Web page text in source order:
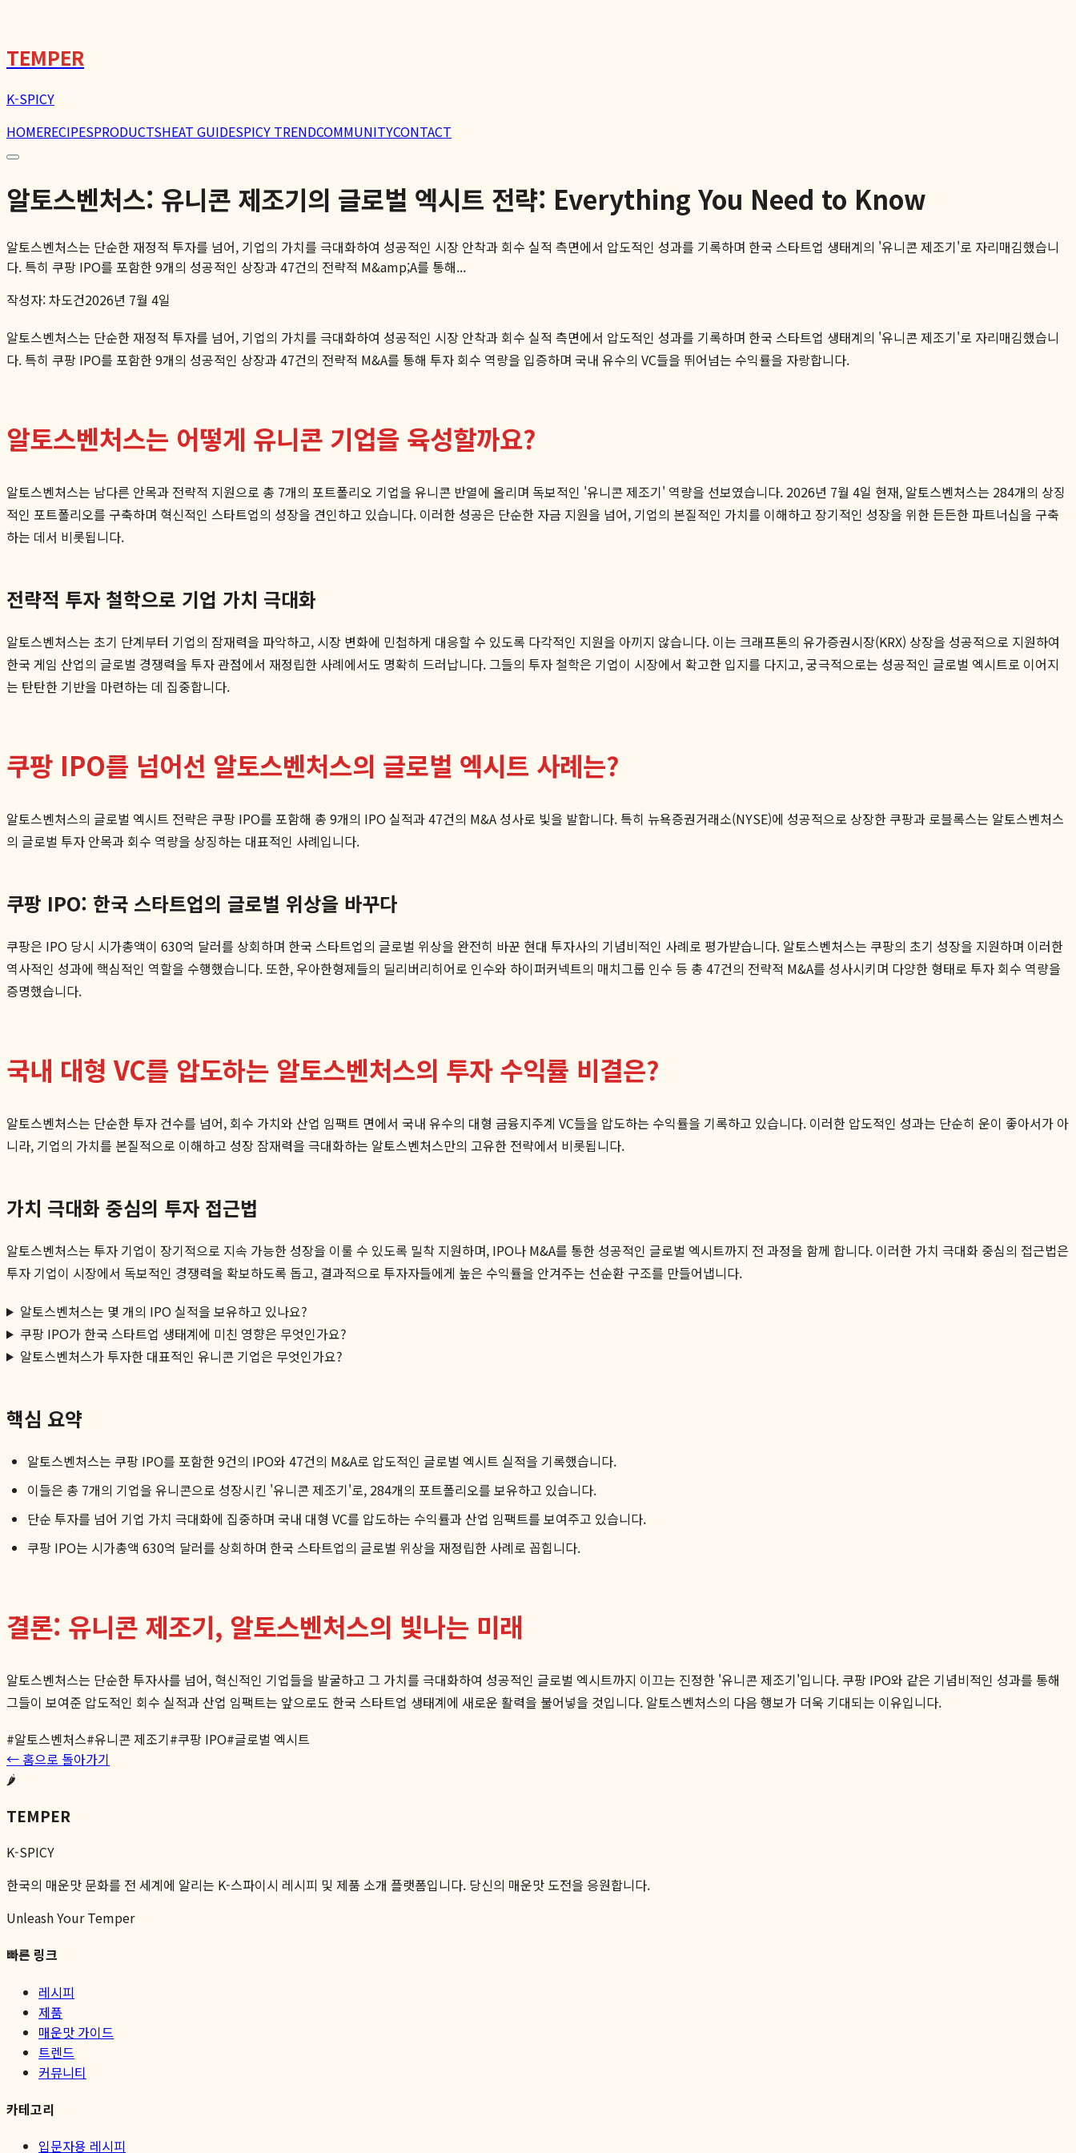
TEMPER
K-SPICY
HOMERECIPESPRODUCTSHEAT GUIDESPICY TRENDCOMMUNITYCONTACT
알토스벤처스: 유니콘 제조기의 글로벌 엑시트 전략: Everything You Need to Know
알토스벤처스는 단순한 재정적 투자를 넘어, 기업의 가치를 극대화하여 성공적인 시장 안착과 회수 실적 측면에서 압도적인 성과를 기록하며 한국 스타트업 생태계의 '유니콘 제조기'로 자리매김했습니
다. 특히 쿠팡 IPO를 포함한 9개의 성공적인 상장과 47건의 전략적 M&amp;A를 통해...
작성자:차도건2026년 7월 4일
알토스벤처스는 단순한 재정적 투자를 넘어, 기업의 가치를 극대화하여 성공적인 시장 안착과 회수 실적 측면에서 압도적인 성과를 기록하며 한국 스타트업 생태계의 '유니콘 제조기'로 자리매김했습니
다. 특히 쿠팡 IPO를 포함한 9개의 성공적인 상장과 47건의 전략적 M&A를 통해 투자 회수 역량을 입증하며 국내 유수의 VC들을 뛰어넘는 수익률을 자랑합니다.
알토스벤처스는 어떻게 유니콘 기업을 육성할까요?
알토스벤처스는 남다른 안목과 전략적 지원으로 총 7개의 포트폴리오 기업을 유니콘 반열에 올리며 독보적인 '유니콘 제조기' 역량을 선보였습니다. 2026년 7월 4일 현재, 알토스벤처스는 284개의 상징
적인 포트폴리오를 구축하며 혁신적인 스타트업의 성장을 견인하고 있습니다. 이러한 성공은 단순한 자금 지원을 넘어, 기업의 본질적인 가치를 이해하고 장기적인 성장을 위한 든든한 파트너십을 구축
하는 데서 비롯됩니다.
전략적 투자 철학으로 기업 가치 극대화
알토스벤처스는 초기 단계부터 기업의 잠재력을 파악하고, 시장 변화에 민첩하게 대응할 수 있도록 다각적인 지원을 아끼지 않습니다. 이는 크래프톤의 유가증권시장(KRX) 상장을 성공적으로 지원하여
한국 게임 산업의 글로벌 경쟁력을 투자 관점에서 재정립한 사례에서도 명확히 드러납니다. 그들의 투자 철학은 기업이 시장에서 확고한 입지를 다지고, 궁극적으로는 성공적인 글로벌 엑시트로 이어지
는 탄탄한 기반을 마련하는 데 집중합니다.
쿠팡 IPO를 넘어선 알토스벤처스의 글로벌 엑시트 사례는?
알토스벤처스의 글로벌 엑시트 전략은 쿠팡 IPO를 포함해 총 9개의 IPO 실적과 47건의 M&A 성사로 빛을 발합니다. 특히 뉴욕증권거래소(NYSE)에 성공적으로 상장한 쿠팡과 로블록스는 알토스벤처스
의 글로벌 투자 안목과 회수 역량을 상징하는 대표적인 사례입니다.
쿠팡 IPO: 한국 스타트업의 글로벌 위상을 바꾸다
쿠팡은 IPO 당시 시가총액이 630억 달러를 상회하며 한국 스타트업의 글로벌 위상을 완전히 바꾼 현대 투자사의 기념비적인 사례로 평가받습니다. 알토스벤처스는 쿠팡의 초기 성장을 지원하며 이러한
역사적인 성과에 핵심적인 역할을 수행했습니다. 또한, 우아한형제들의 딜리버리히어로 인수와 하이퍼커넥트의 매치그룹 인수 등 총 47건의 전략적 M&A를 성사시키며 다양한 형태로 투자 회수 역량을
증명했습니다.
국내 대형 VC를 압도하는 알토스벤처스의 투자 수익률 비결은?
알토스벤처스는 단순한 투자 건수를 넘어, 회수 가치와 산업 임팩트 면에서 국내 유수의 대형 금융지주계 VC들을 압도하는 수익률을 기록하고 있습니다. 이러한 압도적인 성과는 단순히 운이 좋아서가 아
니라, 기업의 가치를 본질적으로 이해하고 성장 잠재력을 극대화하는 알토스벤처스만의 고유한 전략에서 비롯됩니다.
가치 극대화 중심의 투자 접근법
알토스벤처스는 투자 기업이 장기적으로 지속 가능한 성장을 이룰 수 있도록 밀착 지원하며, IPO나 M&A를 통한 성공적인 글로벌 엑시트까지 전 과정을 함께 합니다. 이러한 가치 극대화 중심의 접근법은
투자 기업이 시장에서 독보적인 경쟁력을 확보하도록 돕고, 결과적으로 투자자들에게 높은 수익률을 안겨주는 선순환 구조를 만들어냅니다.
알토스벤처스는 몇 개의 IPO 실적을 보유하고 있나요?
쿠팡 IPO가 한국 스타트업 생태계에 미친 영향은 무엇인가요?
알토스벤처스가 투자한 대표적인 유니콘 기업은 무엇인가요?
핵심 요약
알토스벤처스는 쿠팡 IPO를 포함한 9건의 IPO와 47건의 M&A로 압도적인 글로벌 엑시트 실적을 기록했습니다.
이들은 총 7개의 기업을 유니콘으로 성장시킨 '유니콘 제조기'로, 284개의 포트폴리오를 보유하고 있습니다.
단순 투자를 넘어 기업 가치 극대화에 집중하며 국내 대형 VC를 압도하는 수익률과 산업 임팩트를 보여주고 있습니다.
쿠팡 IPO는 시가총액 630억 달러를 상회하며 한국 스타트업의 글로벌 위상을 재정립한 사례로 꼽힙니다.
결론: 유니콘 제조기, 알토스벤처스의 빛나는 미래
알토스벤처스는 단순한 투자사를 넘어, 혁신적인 기업들을 발굴하고 그 가치를 극대화하여 성공적인 글로벌 엑시트까지 이끄는 진정한 '유니콘 제조기'입니다. 쿠팡 IPO와 같은 기념비적인 성과를 통해
그들이 보여준 압도적인 회수 실적과 산업 임팩트는 앞으로도 한국 스타트업 생태계에 새로운 활력을 불어넣을 것입니다. 알토스벤처스의 다음 행보가 더욱 기대되는 이유입니다.
#알토스벤처스#유니콘 제조기#쿠팡 IPO#글로벌 엑시트
← 홈으로 돌아가기
🌶️
TEMPER
K-SPICY
한국의 매운맛 문화를 전 세계에 알리는 K-스파이시 레시피 및 제품 소개 플랫폼입니다. 당신의 매운맛 도전을 응원합니다.
Unleash Your Temper
빠른 링크
레시피
제품
매운맛 가이드
트렌드
커뮤니티
카테고리
입문자용 레시피